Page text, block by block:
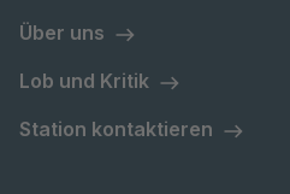
Über uns
Lob und Kritik
Station kontaktieren